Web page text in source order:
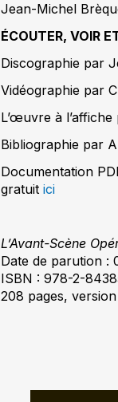
Jean-Michel
ÉCOUTER, VOIR
Discographie par
Vidéographie par
L’œuvre à
Bibliographie par
Documentation
gratuit ici
L’Avant-Scène
Date de parution :
ISBN : 978-2-
208 pages,